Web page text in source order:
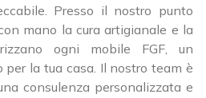
Presso il nostro punto
mano la cura artigianale e la
ogni mobile FGF, un
la tua casa. Il nostro team è
consulenza personalizzata e